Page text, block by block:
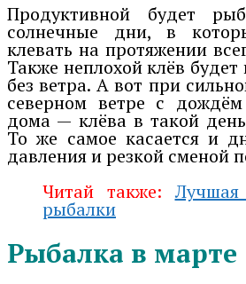
Продуктивной будет
солнечные дни, в
клевать на протяжении
Также неплохой клёв
без ветра. А вот при
северном ветре с
дома — клёва в такой
То же самое касается и
давления и резкой сменой
Читай также:
рыбалки
Рыбалка в марте